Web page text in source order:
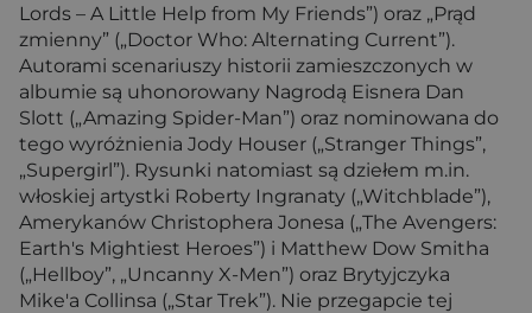
Lords – A Little Help from My Friends”) oraz „Prąd
zmienny” („Doctor Who: Alternating Current”).
Autorami scenariuszy historii zamieszczonych w
albumie są uhonorowany Nagrodą Eisnera Dan
Slott („Amazing Spider-Man”) oraz nominowana do
tego wyróżnienia Jody Houser („Stranger Things”,
„Supergirl”). Rysunki natomiast są dziełem m.in.
włoskiej artystki Roberty Ingranaty („Witchblade”),
Amerykanów Christophera Jonesa („The Avengers:
Earth's Mightiest Heroes”) i Matthew Dow Smitha
(„Hellboy”, „Uncanny X-Men”) oraz Brytyjczyka
Mike'a Collinsa („Star Trek”). Nie przegapcie tej